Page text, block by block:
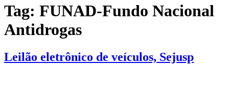
Tag: FUNAD-Fundo Nacional
Antidrogas
Leilão eletrônico de veículos, Sejusp